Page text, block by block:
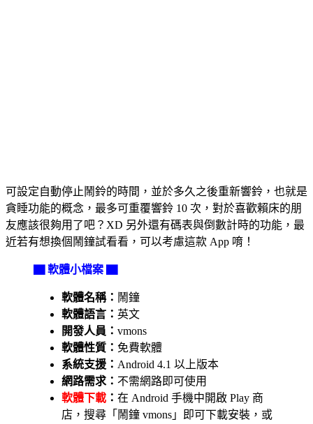
可設定自動停止鬧鈴的時間，並於多久之後重新響鈴，也就是
貪睡功能的概念，最多可重覆響鈴 10 次，對於喜歡賴床的朋
友應該很夠用了吧？XD 另外還有碼表與倒數計時的功能，最
近若有想換個鬧鐘試看看，可以考慮這款 App 唷！
▇ 軟體小檔案 ▇
軟體名稱： 鬧鐘
軟體語言： 英文
開發人員： vmons
軟體性質： 免費軟體
系統支援： Android 4.1 以上版本
網路需求： 不需網路即可使用
軟體下載 ： 在 Android 手機中開啟 Play 商
店，搜尋「鬧鐘 vmons」即可下載安裝，或